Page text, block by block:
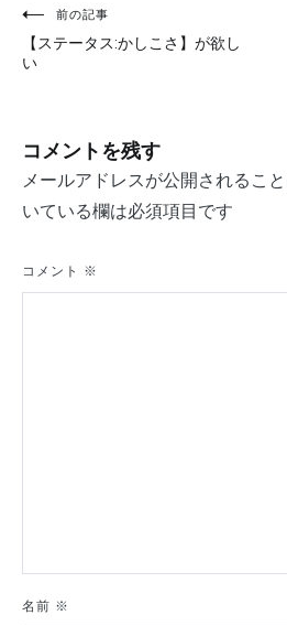
投
稿
ビ
ゲ
ー
シ
ョ
前の記事
【ステータス:かしこさ】が欲し
い
コメントを残す
メールアドレスが公開されること
いている欄は必須項目です
コメント ※
名前 ※